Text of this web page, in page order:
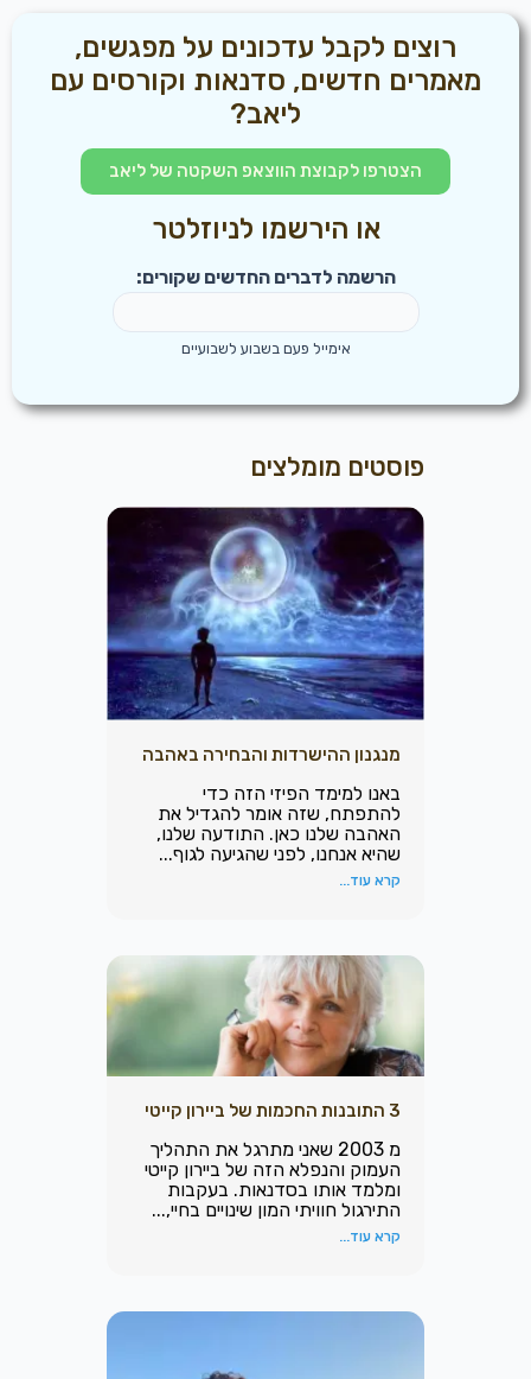
רוצים לקבל עדכונים על מפגשים,
מאמרים חדשים, סדנאות וקורסים עם
ליאב?
הצטרפו לקבוצת הווצאפ השקטה של ליאב
או הירשמו לניוזלטר
הרשמה לדברים החדשים שקורים:
אימייל פעם בשבוע לשבועיים
פוסטים מומלצים
מנגנון ההישרדות והבחירה באהבה
באנו למימד הפיזי הזה כדי
להתפתח, שזה אומר להגדיל את
האהבה שלנו כאן. התודעה שלנו,
שהיא אנחנו, לפני שהגיעה לגוף...
קרא עוד...
3 התובנות החכמות של ביירון קייטי
מ 2003 שאני מתרגל את התהליך
העמוק והנפלא הזה של ביירון קייטי
ומלמד אותו בסדנאות. בעקבות
התירגול חוויתי המון שינויים בחיי,...
קרא עוד...